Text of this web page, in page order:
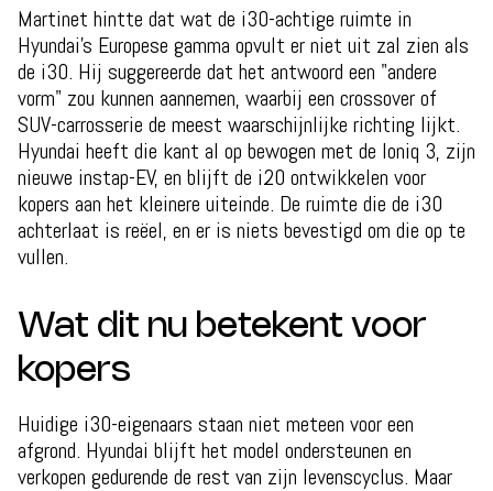
Martinet hintte dat wat de i30-achtige ruimte in
Hyundai's Europese gamma opvult er niet uit zal zien als
de i30. Hij suggereerde dat het antwoord een "andere
vorm" zou kunnen aannemen, waarbij een crossover of
SUV-carrosserie de meest waarschijnlijke richting lijkt.
Hyundai heeft die kant al op bewogen met de Ioniq 3, zijn
nieuwe instap-EV, en blijft de i20 ontwikkelen voor
kopers aan het kleinere uiteinde. De ruimte die de i30
achterlaat is reëel, en er is niets bevestigd om die op te
vullen.
Wat dit nu betekent voor
kopers
Huidige i30-eigenaars staan niet meteen voor een
afgrond. Hyundai blijft het model ondersteunen en
verkopen gedurende de rest van zijn levenscyclus. Maar